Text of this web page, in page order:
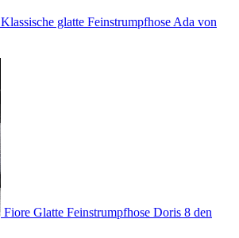
Klassische glatte Feinstrumpfhose Ada von
Fiore Glatte Feinstrumpfhose Doris 8 den